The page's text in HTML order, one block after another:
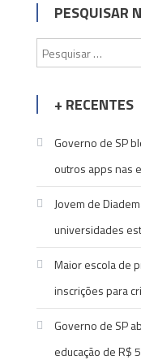
PESQUISAR
+ RECENTES
Governo de SP
outros apps nas
Jovem de
universidades
Maior escola de
inscrições para
Governo de SP
educação de R$